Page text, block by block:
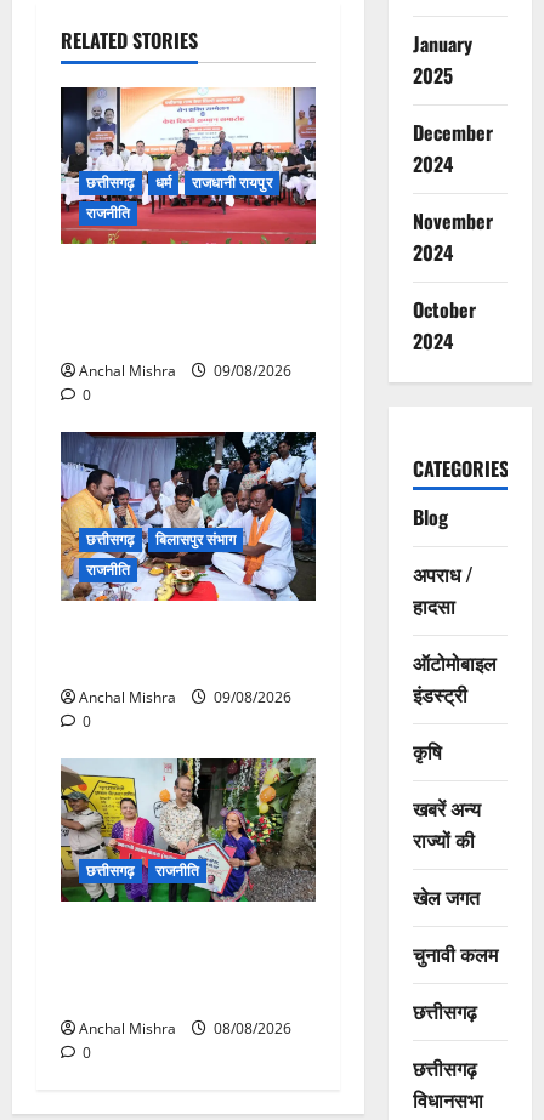
RELATED STORIES
छत्तीसगढ़ धर्म
राजधानी रायपुर
राजनीति
Anchal Mishra
09/08/2026
0
छत्तीसगढ़
बिलासपुर संभाग
राजनीति
Anchal Mishra
09/08/2026
0
छत्तीसगढ़ राजनीति
Anchal Mishra
08/08/2026
0
January
2025
December
2024
November
2024
October
2024
CATEGORIES
Blog
अपराध /
हादसा
ऑटोमोबाइल
इंडस्ट्री
कृषि
खबरें अन्य
राज्यों की
खेल जगत
चुनावी कलम
छत्तीसगढ़
छत्तीसगढ़
विधानसभा